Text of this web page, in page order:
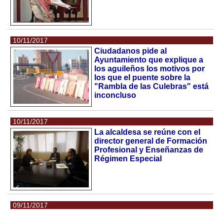
10/11/2017
Ciudadanos pide al
Ayuntamiento que explique a
los aguileños los motivos por
los que el puente sobre la
"Rambla de las Culebras" está
inconcluso
10/11/2017
La alcaldesa se reúne con el
director general de Formación
Profesional y Enseñanzas de
Régimen Especial
09/11/2017